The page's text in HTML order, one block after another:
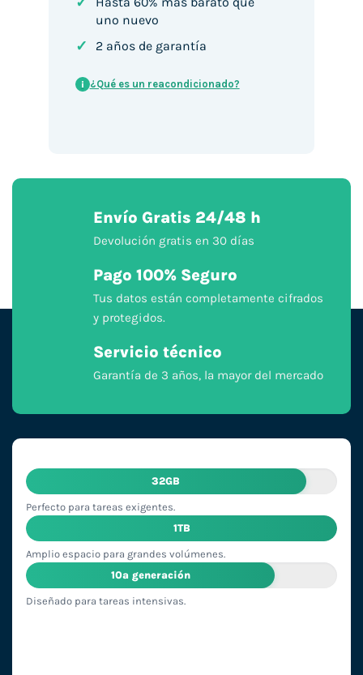
uno nuevo
✓ 2 años de garantía
i ¿Qué es un reacondicionado?
Envío Gratis 24/48 h
Devolución gratis en 30 días
Pago 100% Seguro
Tus datos están completamente cifrados
y protegidos.
Servicio técnico
Garantía de 3 años, la mayor del mercado
32GB
Perfecto para tareas exigentes.
1TB
Amplio espacio para grandes volúmenes.
10ª generación
Diseñado para tareas intensivas.